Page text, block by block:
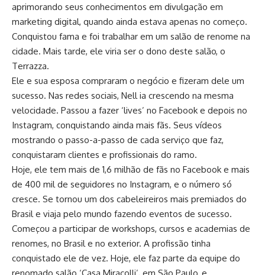
aprimorando seus conhecimentos em divulgação em
marketing digital, quando ainda estava apenas no começo.
Conquistou fama e foi trabalhar em um salão de renome na
cidade. Mais tarde, ele viria ser o dono deste salão, o
Terrazza.
Ele e sua esposa compraram o negócio e fizeram dele um
sucesso. Nas redes sociais, Nell ia crescendo na mesma
velocidade. Passou a fazer ‘lives’ no Facebook e depois no
Instagram, conquistando ainda mais fãs. Seus vídeos
mostrando o passo-a-passo de cada serviço que faz,
conquistaram clientes e profissionais do ramo.
Hoje, ele tem mais de 1,6 milhão de fãs no Facebook e mais
de 400 mil de seguidores no Instagram, e o número só
cresce. Se tornou um dos cabeleireiros mais premiados do
Brasil e viaja pelo mundo fazendo eventos de sucesso.
Começou a participar de workshops, cursos e academias de
renomes, no Brasil e no exterior. A profissão tinha
conquistado ele de vez. Hoje, ele faz parte da equipe do
renomado salão ‘Casa Miracolli’, em São Paulo, e